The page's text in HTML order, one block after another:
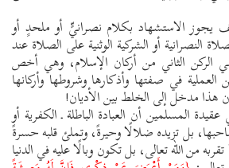
يجوز الاستشهاد بكلام نصرانيٍّ أو ملحدٍ أو
النصرانية أو الشركية الوثنية على الصلاة عند
الركن الثاني من أركان الإسلام، وهي أخص
في صفتها وأذكارها وشروطها وأركانها
هذا مدخل إلى الخلط بين الأديان!
المسلمين أن العبادة الباطلة ـ الكفرية أو
بل تزيده ضلالًا وحيرةً، وتملئ قلبه حسرةً
من الله تعالى، بل تكون وبالًا عليه في الدنيا